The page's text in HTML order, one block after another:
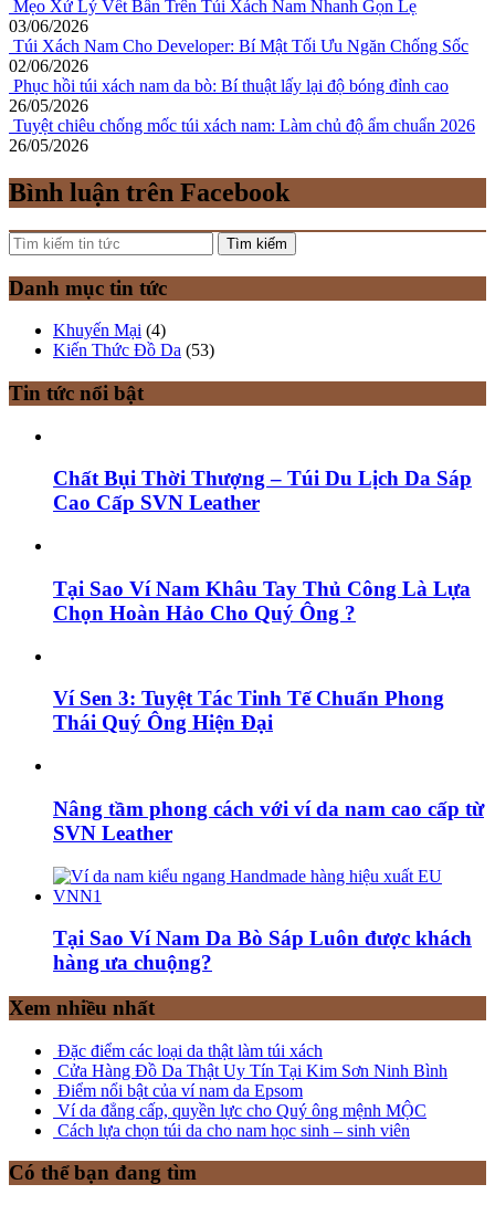
Mẹo Xử Lý Vết Bẩn Trên Túi Xách Nam Nhanh Gọn Lẹ
03/06/2026
Túi Xách Nam Cho Developer: Bí Mật Tối Ưu Ngăn Chống Sốc
02/06/2026
Phục hồi túi xách nam da bò: Bí thuật lấy lại độ bóng đỉnh cao
26/05/2026
Tuyệt chiêu chống mốc túi xách nam: Làm chủ độ ẩm chuẩn 2026
26/05/2026
Bình luận trên Facebook
Tìm kiếm
Danh mục tin tức
Khuyến Mại (4)
Kiến Thức Đồ Da (53)
Tin tức nổi bật
Chất Bụi Thời Thượng – Túi Du Lịch Da Sáp
Cao Cấp SVN Leather
Tại Sao Ví Nam Khâu Tay Thủ Công Là Lựa
Chọn Hoàn Hảo Cho Quý Ông ?
Ví Sen 3: Tuyệt Tác Tinh Tế Chuẩn Phong
Thái Quý Ông Hiện Đại
Nâng tầm phong cách với ví da nam cao cấp từ
SVN Leather
Tại Sao Ví Nam Da Bò Sáp Luôn được khách
hàng ưa chuộng?
Xem nhiều nhất
Đặc điểm các loại da thật làm túi xách
Cửa Hàng Đồ Da Thật Uy Tín Tại Kim Sơn Ninh Bình
Điểm nổi bật của ví nam da Epsom
Ví da đẳng cấp, quyền lực cho Quý ông mệnh MỘC
Cách lựa chọn túi da cho nam học sinh – sinh viên
Có thể bạn đang tìm